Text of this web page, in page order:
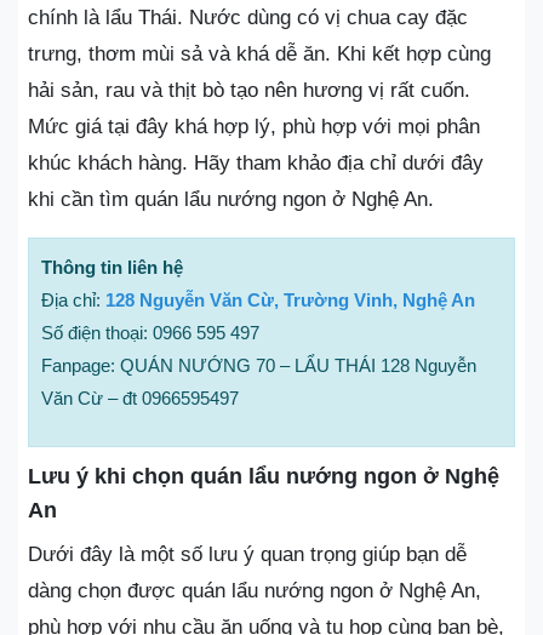
chính là lẩu Thái. Nước dùng có vị chua cay đặc
trưng, thơm mùi sả và khá dễ ăn. Khi kết hợp cùng
hải sản, rau và thịt bò tạo nên hương vị rất cuốn.
Mức giá tại đây khá hợp lý, phù hợp với mọi phân
khúc khách hàng. Hãy tham khảo địa chỉ dưới đây
khi cần tìm quán lẩu nướng ngon ở Nghệ An.
Thông tin liên hệ
Địa chỉ: 128 Nguyễn Văn Cừ, Trường Vinh, Nghệ An
Số điện thoại: 0966 595 497
Fanpage: QUÁN NƯỚNG 70 – LẨU THÁI 128 Nguyễn
Văn Cừ – đt 0966595497
Lưu ý khi chọn quán lẩu nướng ngon ở Nghệ
An
Dưới đây là một số lưu ý quan trọng giúp bạn dễ
dàng chọn được quán lẩu nướng ngon ở Nghệ An,
phù hợp với nhu cầu ăn uống và tụ họp cùng bạn bè,